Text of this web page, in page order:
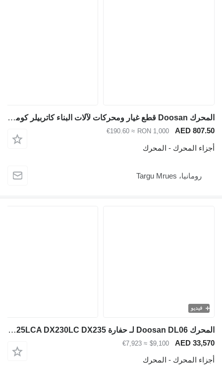
المحرك Doosan قطع غيار ومحركات لآلات البناء كاتربيلر كوماتسو V لـ آلات البناء Caterpillar Komatsu Volvo Liebherr Doosan
AED
RON 1,000
≈ €190.60
المحرك - المحرك
رومانيا، Targu Mrues
المحرك Doosan DL06 لـ حفارة DX225LCA DX230LC DX235
AED
$9,100
≈ €7,923
المحرك - المحرك